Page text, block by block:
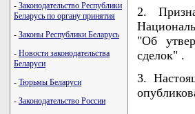
- Законодательство Республики
Беларусь по органу принятия
- Законы Республики Беларусь
- Новости законодательства
Беларуси
- Тюрьмы Беларуси
- Законодательство России
2.
"Об
сделок" .
3.